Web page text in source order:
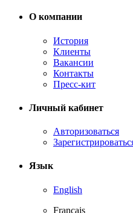
О компании
История
Клиенты
Вакансии
Контакты
Пресс-кит
Личный кабинет
Авторизоваться
Язык
English
Français